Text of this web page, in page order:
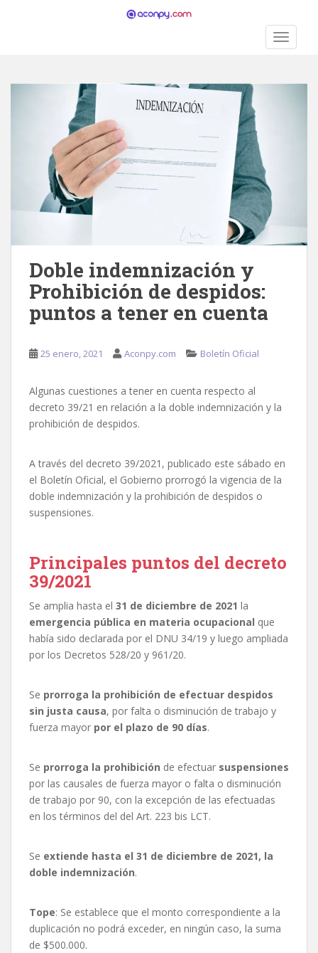
Doble indemnización y
Prohibición de despidos:
puntos a tener en cuenta
25 enero, 2021 Aconpy.com Boletín Oficial
Algunas cuestiones a tener en cuenta respecto al
decreto 39/21 en relación a la doble indemnización y la
prohibición de despidos.
A través del decreto 39/2021, publicado este sábado en
el Boletín Oficial, el Gobierno prorrogó la vigencia de la
doble indemnización y la prohibición de despidos o
suspensiones.
Principales puntos del decreto
39/2021
Se amplia hasta el 31 de diciembre de 2021 la
emergencia pública en materia ocupacional que
había sido declarada por el DNU 34/19 y luego ampliada
por los Decretos 528/20 y 961/20.
Se prorroga la prohibición de efectuar despidos
sin justa causa, por falta o disminución de trabajo y
fuerza mayor por el plazo de 90 días.
Se prorroga la prohibición de efectuar suspensiones
por las causales de fuerza mayor o falta o disminución
de trabajo por 90, con la excepción de las efectuadas
en los términos del del Art. 223 bis LCT.
Se extiende hasta el 31 de diciembre de 2021, la
doble indemnización.
Tope: Se establece que el monto correspondiente a la
duplicación no podrá exceder, en ningún caso, la suma
de $500.000.